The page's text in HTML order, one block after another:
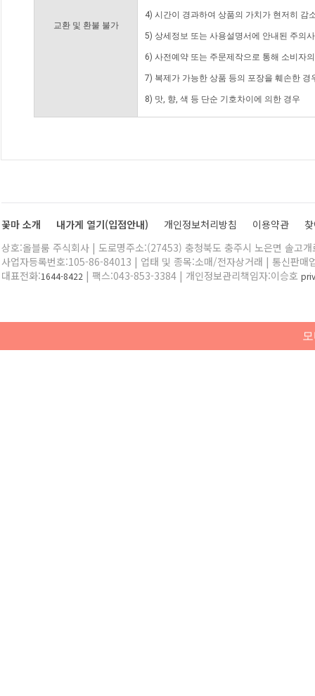
교환 및 환불 불가
4) 시간이 경과하여 상품의 가치가 현저히 감
5) 상세정보 또는 사용설명서에 안내된 주의
6) 사전예약 또는 주문제작으로 통해 소비자
7) 복제가 가능한 상품 등의 포장을 훼손한 경
8) 맛, 향, 색 등 단순 기호차이에 의한 경우
꽃마 소개 내가게 열기(입점안내) 개인정보처리방침 이용약관
상호:올블룸 주식회사 | 도로명주소:(27453) 충청북도 충주시 노은면 솔고
사업자등록번호:105-86-84013 | 업태 및 종목:소매/전자상거래 | 통신판매
대표전화:1644-8422 | 팩스:043-853-3384 | 개인정보관리책임자:이승호